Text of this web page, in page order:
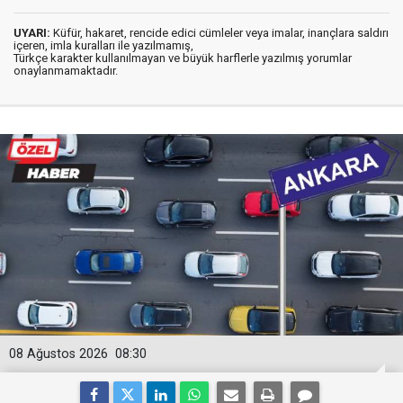
UYARI: Küfür, hakaret, rencide edici cümleler veya imalar, inançlara saldırı
içeren, imla kuralları ile yazılmamış,
Türkçe karakter kullanılmayan ve büyük harflerle yazılmış yorumlar
onaylanmamaktadır.
08:30
08 Ağustos 2026